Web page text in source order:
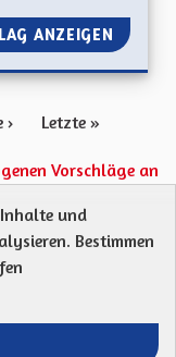
ANZEIGEN
› Letzte »
Vorschläge an
contribution
Inhalte und
Bestimmen